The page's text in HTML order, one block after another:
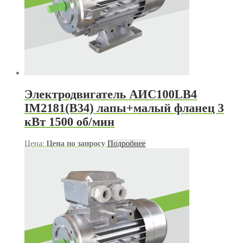
Электродвигатель АИС100LB4
IM2181(B34) лапы+малый фланец 3
кВт 1500 об/мин
Цена: Цена по запросу Подробнее